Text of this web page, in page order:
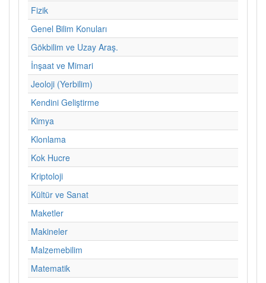
Fizik
Genel Bilim Konuları
Gökbilim ve Uzay Araş.
İnşaat ve Mimari
Jeoloji (Yerbilim)
Kendini Geliştirme
Kimya
Klonlama
Kok Hucre
Kriptoloji
Kültür ve Sanat
Maketler
Makineler
Malzemebilim
Matematik